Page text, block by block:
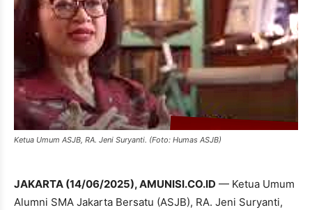
Ketua Umum ASJB, RA. Jeni Suryanti. (Foto: Humas ASJB)
JAKARTA (14/06/2025), AMUNISI.CO.ID — Ketua Umum
Alumni SMA Jakarta Bersatu (ASJB), RA. Jeni Suryanti,